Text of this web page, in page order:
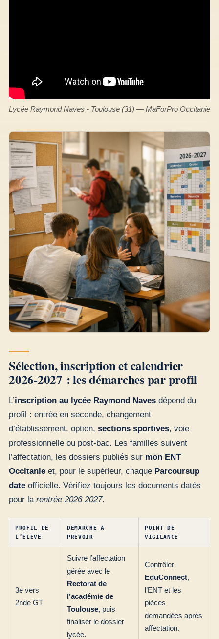
Lycée Raymond Naves - Toulouse (31) — MaForPro Occitanie
Sélection, inscription et calendrier
2026-2027 : les démarches par profil
L’inscription au lycée Raymond Naves dépend du
profil : entrée en seconde, changement
d’établissement, option, sections sportives, voie
professionnelle ou post-bac. Les familles suivent
l’affectation, les dossiers publiés sur mon ENT
Occitanie et, pour le supérieur, chaque Parcoursup
date officielle. Vérifiez toujours les documents datés
pour la rentrée 2026 2027.
PROFIL DE
L’ÉLÈVE
DÉMARCHE À
PRÉVOIR
POINT DE
VIGILANCE
3e vers
2nde GT
Suivre l’affectation
gérée avec le
Rectorat de
l’académie de
Toulouse, puis
finaliser le dossier
lycée.
Contrôler
EduConnect,
l’ENT et les
pièces
demandées après
affectation.